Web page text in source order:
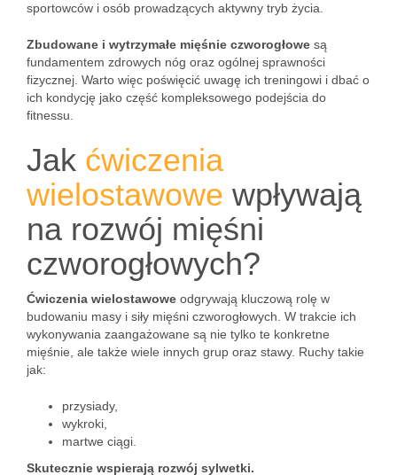
sportowców i osób prowadzących aktywny tryb życia.
Zbudowane i wytrzymałe mięśnie czworogłowe są
fundamentem zdrowych nóg oraz ogólnej sprawności
fizycznej. Warto więc poświęcić uwagę ich treningowi i dbać o
ich kondycję jako część kompleksowego podejścia do
fitnessu.
Jak ćwiczenia
wielostawowe wpływają
na rozwój mięśni
czworogłowych?
Ćwiczenia wielostawowe odgrywają kluczową rolę w
budowaniu masy i siły mięśni czworogłowych. W trakcie ich
wykonywania zaangażowane są nie tylko te konkretne
mięśnie, ale także wiele innych grup oraz stawy. Ruchy takie
jak:
przysiady,
wykroki,
martwe ciągi.
Skutecznie wspierają rozwój sylwetki.